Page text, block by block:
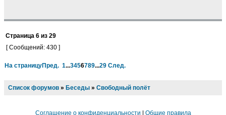
Страница 6 из 29
[ Сообщений: 430 ]
На страницуПред. 1...3456789...29 След.
Список форумов » Беседы » Свободный полёт
Соглашение о конфиденциальности Общие правила